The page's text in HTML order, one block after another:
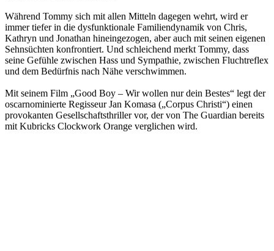
Während Tommy sich mit allen Mitteln dagegen wehrt, wird er
immer tiefer in die dysfunktionale Familiendynamik von Chris,
Kathryn und Jonathan hineingezogen, aber auch mit seinen eigenen
Sehnsüchten konfrontiert. Und schleichend merkt Tommy, dass
seine Gefühle zwischen Hass und Sympathie, zwischen Fluchtreflex
und dem Bedürfnis nach Nähe verschwimmen.
Mit seinem Film „Good Boy – Wir wollen nur dein Bestes“ legt der
oscarnominierte Regisseur Jan Komasa („Corpus Christi“) einen
provokanten Gesellschaftsthriller vor, der von The Guardian bereits
mit Kubricks Clockwork Orange verglichen wird.